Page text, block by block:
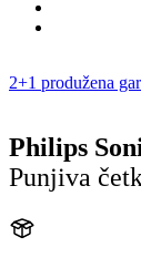
2+1 produžena
Philips
Punjiva